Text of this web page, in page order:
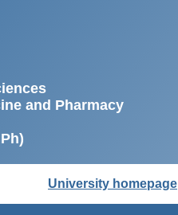
and Pharmacy
University homepage